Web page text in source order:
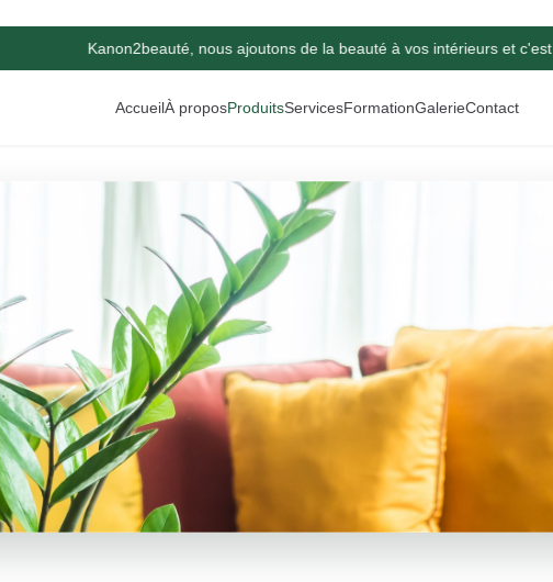
Kanon2beauté, nous ajoutons de la beauté à vos intérieurs et c'est
AccueilÀ proposProduitsServicesFormationGalerieContact